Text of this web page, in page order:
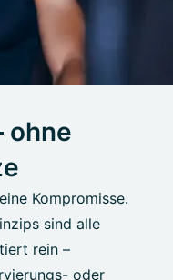
ohne
Kompromisse.
sind alle
rein –
oder